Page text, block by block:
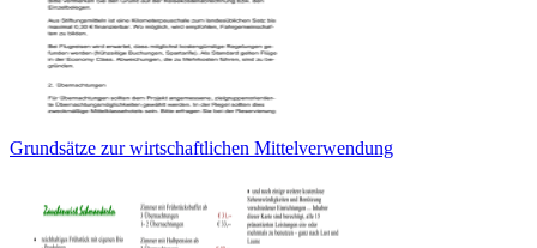
Grundsätze zur wirtschaftlichen Mittelverwendung